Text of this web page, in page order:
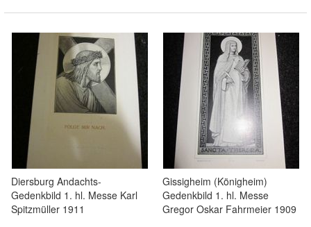
Diersburg Andachts-
Gedenkbild 1. hl. Messe Karl
Spitzmüller 1911
Gissigheim (Königheim)
Gedenkbild 1. hl. Messe
Gregor Oskar Fahrmeier 1909